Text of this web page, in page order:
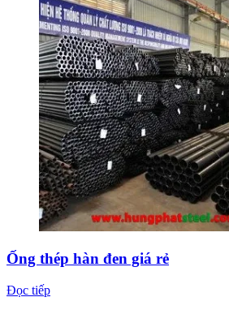
Ống thép hàn đen giá rẻ
Đọc tiếp